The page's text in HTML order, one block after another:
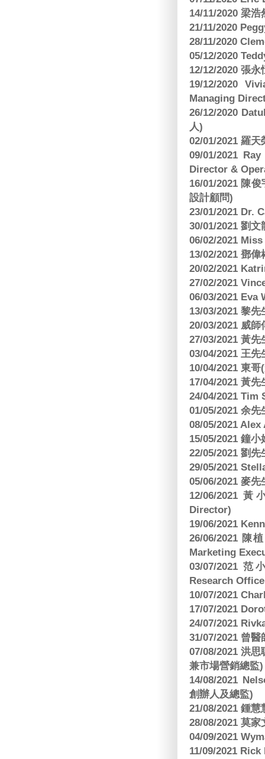
14/11/2020 梁
21/11/2020
28/11/2020
05/12/2020
12/12/2020 張
19/12/2020
Managing
26/12/2020
人)
02/01/2021 羅
09/01/2021
Director &
16/01/2021 陳
設計顧問)
23/01/2021 Dr.
30/01/2021 劉
06/02/2021
13/02/2021 鄧
20/02/2021
27/02/2021
06/03/2021 Eva
13/03/2021 黎
20/03/2021 威
27/03/2021 黃
03/04/2021 王
10/04/2021 東
17/04/2021 黃
24/04/2021 Tim
01/05/2021 余
08/05/2021
15/05/2021 鐘
22/05/2021 劉
29/05/2021
05/06/2021 麥
12/06/2021
Director)
19/06/2021
26/06/2021 陳
Marketing
03/07/2021 范
Research
10/07/2021
17/07/2021
24/07/2021
31/07/2021 曾
07/08/2021 洪
兼市場營銷總監)
14/08/2021
創辦人及總監)
21/08/2021 鍾
28/08/2021 莫
04/09/2021
11/09/2021